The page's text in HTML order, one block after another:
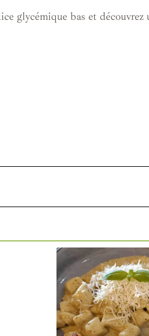
glycémique bas et